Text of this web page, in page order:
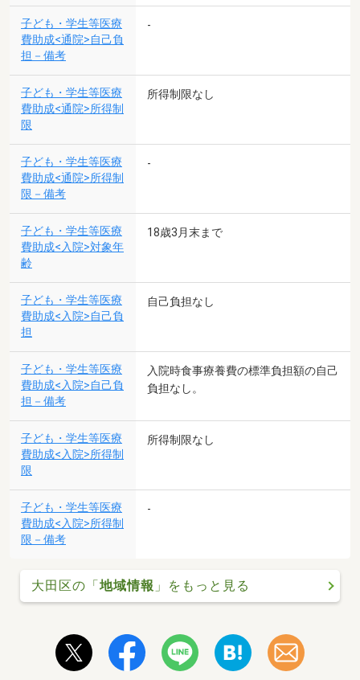
子ども・学生等医療
費助成<通院>自己負
担－備考
-
子ども・学生等医療
費助成<通院>所得制
限
所得制限なし
子ども・学生等医療
費助成<通院>所得制
限－備考
-
子ども・学生等医療
費助成<入院>対象年
齢
18歳3月末まで
子ども・学生等医療
費助成<入院>自己負
担
自己負担なし
子ども・学生等医療
費助成<入院>自己負
担－備考
入院時食事療養費の標準負担額の自己
負担なし。
子ども・学生等医療
費助成<入院>所得制
限
所得制限なし
子ども・学生等医療
費助成<入院>所得制
限－備考
-
大田区の「地域情報 」をもっと見る